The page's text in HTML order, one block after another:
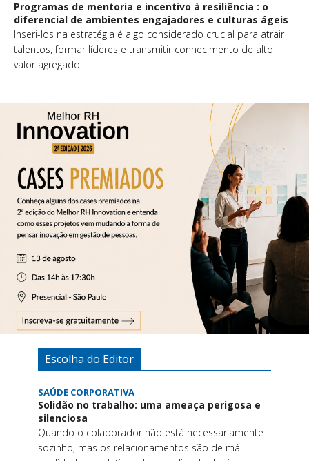
Programas de mentoria e incentivo à resiliência : o
diferencial de ambientes engajadores e culturas ágeis
Inseri-los na estratégia é algo considerado crucial para atrair
talentos, formar líderes e transmitir conhecimento de alto
valor agregado
Escolha do Editor
SAÚDE CORPORATIVA
Solidão no trabalho: uma ameaça perigosa e
silenciosa
Quando o colaborador não está necessariamente
sozinho, mas os relacionamentos são de má